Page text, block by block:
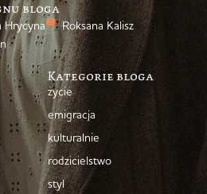
bloga
Hrycyna
Roksana Kalisz
Kategorie bloga
życie
emigracja
kulturalnie
rodzicielstwo
styl